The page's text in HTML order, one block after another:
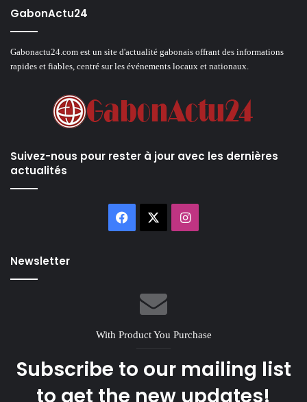
GabonActu24
Gabonactu24.com est un site d'actualité gabonais offrant des informations
rapides et fiables, centré sur les événements locaux et nationaux.
Suivez-nous pour rester à jour avec les dernières
actualités
Facebook Instagram
Newsletter
With Product You Purchase
Subscribe to our mailing list
to get the new updates!